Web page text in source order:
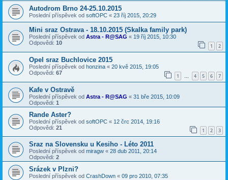
Autodrom Brno 24-25.10.2015
Poslední příspěvek od softOPC « 23 říj 2015, 20:29
Mini sraz Ostrava - 18.10.2015 (Skalka family park)
Poslední příspěvek od Astra - R@SAG « 19 říj 2015, 10:30
Odpovědi: 10 1 2
Opel sraz Buchlovice 2015
Poslední příspěvek od honzina « 20 kvě 2015, 19:05
Odpovědi: 67 1 … 4 5 6 7
Kafe v Ostravě
Poslední příspěvek od Astra - R@SAG « 31 bře 2015, 10:09
Odpovědi: 1
Rande Aster?
Poslední příspěvek od softOPC « 12 črc 2014, 19:16
Odpovědi: 21 1 2 3
Sraz na Slovensku u Kesiho - Léto 2011
Poslední příspěvek od miragw « 28 dub 2011, 20:14
Odpovědi: 2
Srázek v Plzni?
Poslední příspěvek od CrashDown « 09 pro 2010, 07:35